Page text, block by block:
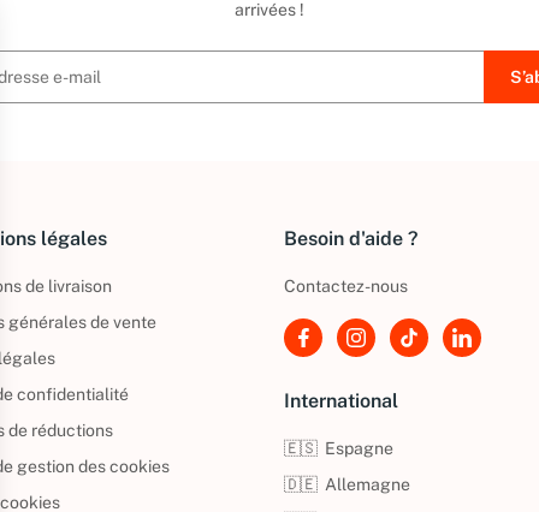
arrivées !
légales
de livraison
générales de vente
confidentialité
de réductions
gestion des cookies
Besoin d'aide ?
Contactez-nous
International
🇪🇸 Espagne
🇩🇪 Allemagne